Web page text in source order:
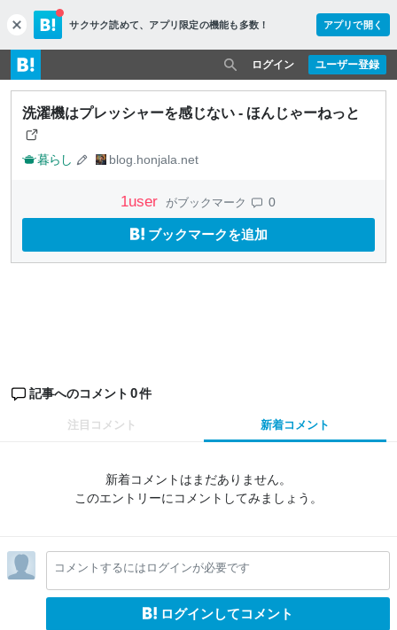
c
l
o
s
e
サクサク読めて、 アプリ限定の機能も多数！ アプリで開く
ユーザー登録
ログイン
洗濯機はプレッシャーを感じない - ほんじゃーねっと
暮らし blog.honjala.net
1user がブックマーク 0
ブックマークを追加
記事へのコメント 0件
注目コメント 新着コメント
新着コメントはまだありません。
このエントリーにコメントしてみましょう。
コメントするにはログインが必要です
ログインしてコメント